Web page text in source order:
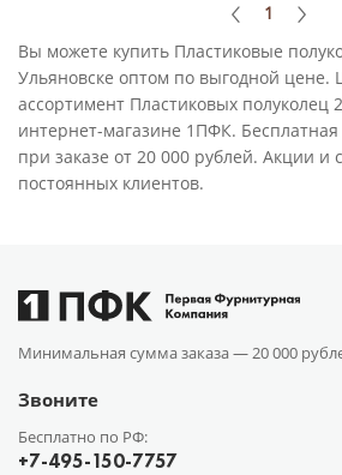
1
Вы можете купить Пластиковые
Ульяновске оптом по выгодной цене.
ассортимент Пластиковых полуколец
интернет-магазине 1ПФК. Бесплатная
при заказе от 20 000 рублей. Акции и
постоянных клиентов.
Минимальная сумма заказа —20 000
Звоните
Бесплатно по РФ:
+7-495-150-7757